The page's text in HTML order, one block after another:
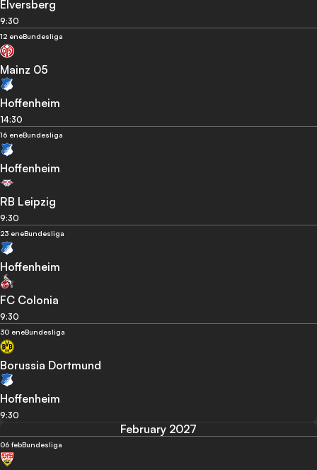
Elversberg
9:30
12 eneBundesliga
Mainz 05
Hoffenheim
14:30
16 eneBundesliga
Hoffenheim
RB Leipzig
9:30
23 eneBundesliga
Hoffenheim
FC Colonia
9:30
30 eneBundesliga
Borussia Dortmund
Hoffenheim
9:30
February 2027
06 febBundesliga